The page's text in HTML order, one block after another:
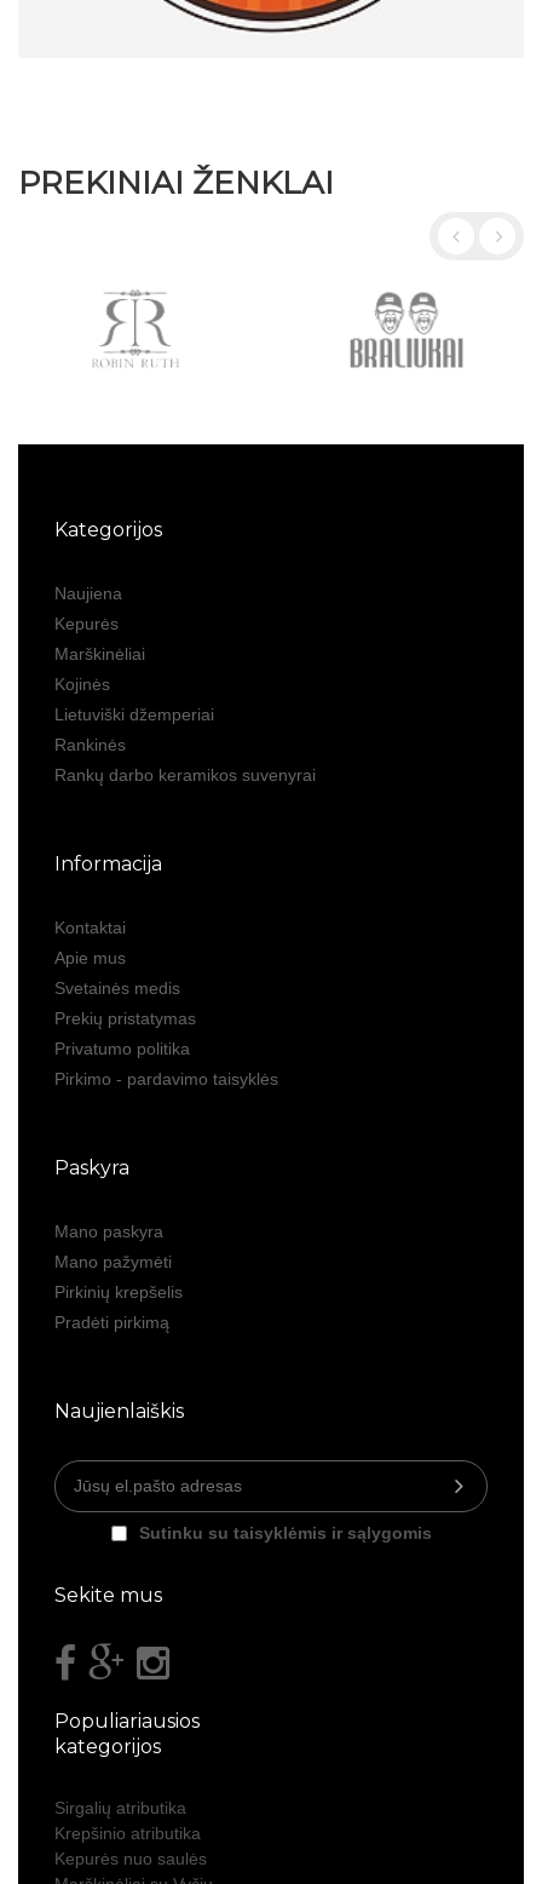
PREKINIAI ŽENKLAI
Kategorijos
Naujiena
Kepurės
Marškinėliai
Kojinės
Lietuviški džemperiai
Rankinės
Rankų darbo keramikos suvenyrai
Informacija
Kontaktai
Apie mus
Svetainės medis
Prekių pristatymas
Privatumo politika
Pirkimo - pardavimo taisyklės
Paskyra
Mano paskyra
Mano pažymėti
Pirkinių krepšelis
Pradėti pirkimą
Naujienlaiškis
Sutinku su taisyklėmis ir sąlygomis
Sekite mus
Populiariausios
kategorijos
Sirgalių atributika
Krepšinio atributika
Kepurės nuo saulės